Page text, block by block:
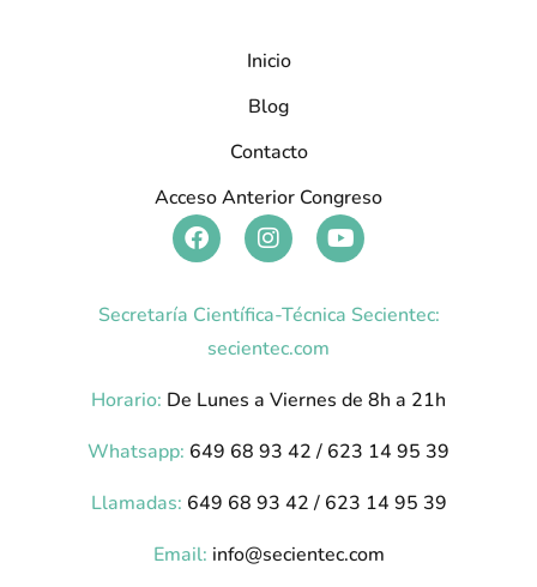
Inicio
Blog
Contacto
Acceso Anterior Congreso
Secretaría Científica-Técnica Secientec:
secientec.com
Horario: De Lunes a Viernes de 8h a 21h
Whatsapp: 649 68 93 42 / 623 14 95 39
Llamadas: 649 68 93 42 / 623 14 95 39
Email: info@secientec.com